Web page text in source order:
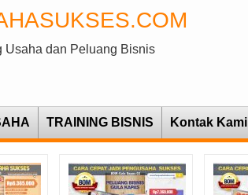
Usaha dan Peluang Bisnis
TRAINING BISNIS Kontak Kami